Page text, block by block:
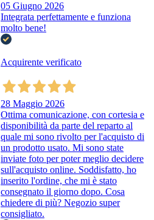
05 Giugno 2026
Integrata perfettamente e funziona
molto bene!
Acquirente verificato
28 Maggio 2026
Ottima comunicazione, con cortesia e
disponibilità da parte del reparto al
quale mi sono rivolto per l'acquisto di
un prodotto usato. Mi sono state
inviate foto per poter meglio decidere
sull'acquisto online. Soddisfatto, ho
inserito l'ordine, che mi è stato
consegnato il giorno dopo. Cosa
chiedere di più? Negozio super
consigliato.